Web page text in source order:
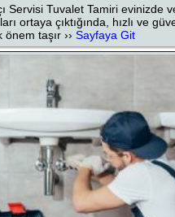
Servisi Tuvalet Tamiri evinizde
ortaya çıktığında, hızlı ve
önem taşır ››Sayfaya Git